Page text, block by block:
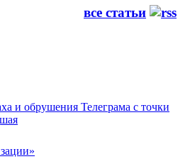
все статьи
и обрушения Телеграма с точки